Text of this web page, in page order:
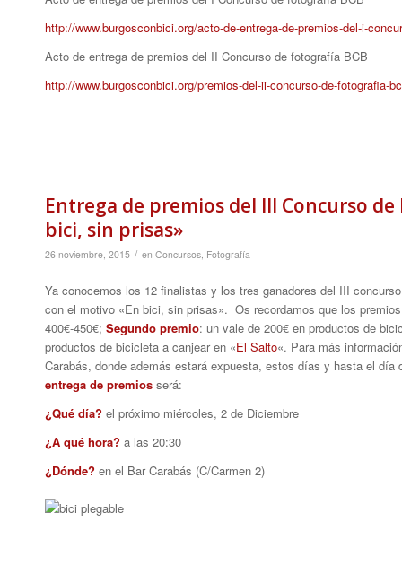
http://www.burgosconbici.org/acto-de-entrega-de-premios-del-i-
Acto de entrega de premios del II Concurso de fotografía BCB
http://www.burgosconbici.org/premios-del-ii-concurso-de-fotografia-
Entrega de premios del III Concurso
bici, sin prisas»
26 noviembre, 2015 / en Concursos Fotografía
Ya conocemos los 12 finalistas y los tres ganadores del III
con el motivo «En bici, sin prisas». Os recordamos que los
400€-450€; Segundo premio: un vale de 200€ en productos de
productos de bicicleta a canjear en «El Salto«. Para más
Carabás, donde además estará expuesta, estos días y hasta el
entrega de premios será:
¿Qué día? el próximo miércoles, 2 de Diciembre
¿A qué hora? a las 20:30
¿Dónde? en el Bar Carabás (C/Carmen 2)